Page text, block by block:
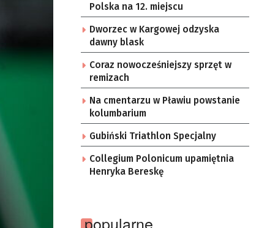
Polska na 12. miejscu
Dworzec w Kargowej odzyska
dawny blask
Coraz nowocześniejszy sprzęt w
remizach
Na cmentarzu w Pławiu powstanie
kolumbarium
Gubiński Triathlon Specjalny
Collegium Polonicum upamiętnia
Henryka Bereskę
popularne